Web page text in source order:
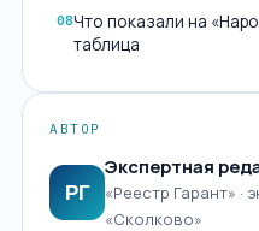
08Что показали на
таблица
АВТОР
РГ
Экспертная
«Реестр Гарант» ·
«Сколково»